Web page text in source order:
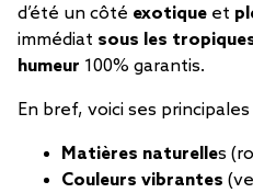
d’été un côté exotique et
immédiat sous les
humeur 100% garantis.
En bref, voici ses
Matières naturelles
Couleurs vibrantes